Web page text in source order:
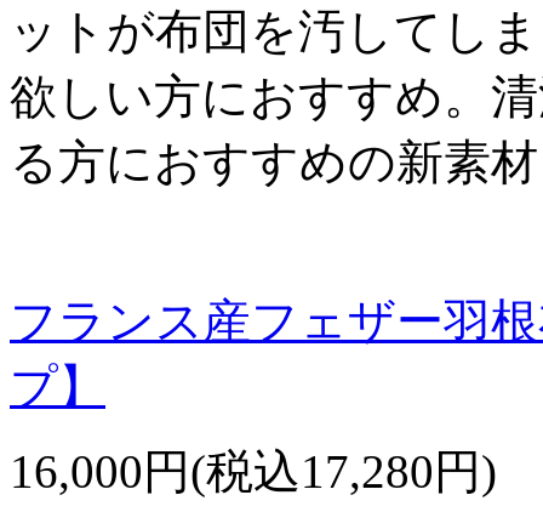
ットが布団を汚してし
欲しい方におすすめ。
る方におすすめの新素
フランス産フェザー羽
プ】
16,000円(税込17,280円)